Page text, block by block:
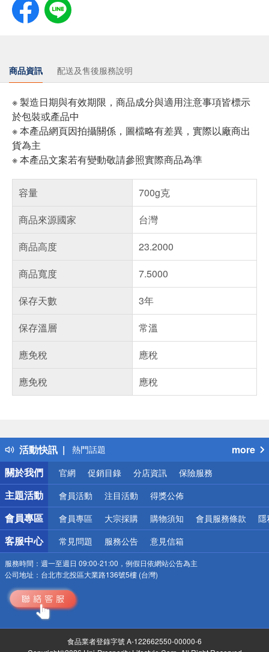
商品資訊 配送及售後服務說明
※ 製造日期與有效期限，商品成分與適用注意事項皆標示
於包裝或產品中
※ 本產品網頁因拍攝關係，圖檔略有差異，實際以廠商出
貨為主
※ 本產品文案若有變動敬請參照實際商品為準
容量
700g克
商品來源國家
台灣
商品高度
23.2000
商品寬度
7.5000
保存天數
3年
保存溫層
常溫
應免稅
應稅
應免稅
應稅
活動快訊
得獎公告
熱門話題
銀行優惠
偏遠地區配送
詐騙網頁！請小心！
more
關於我們
官網 促銷目錄 分店資訊 保險服務
主題活動 會員活動 注目活動 得獎公佈
會員專區 會員專區 大宗採購 購物須知 會員服務條款 隱
客服中心 常見問題 服務公告 意見信箱
服務時間： 週一至週日 09:00-21:00，例假日依網站公告為主
公司地址： 台北市北投區大業路136號5樓 (台灣)
食品業者登錄字號 A-122662550-00000-6